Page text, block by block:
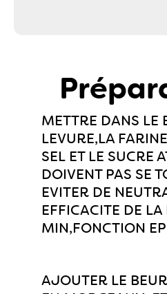
METTRE DANS LE
LEVURE,LA
SEL ET LE SUCRE
DOIVENT PAS SE
EVITER DE
EFFICACITE DE
MIN,FONCTION
AJOUTER LE